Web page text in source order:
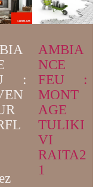
:
AMBIA
NCE
FEU :
MONT
AGE
TULIKI
VI
RAITA2
1